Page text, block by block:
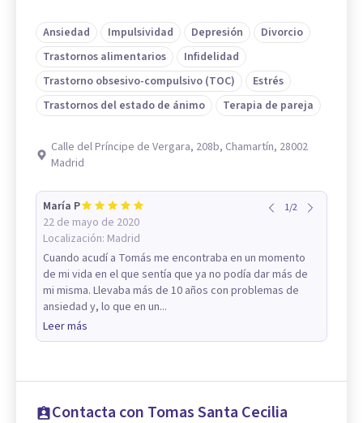
Ansiedad Impulsividad Depresión
Divorcio
Trastornos alimentarios
Infidelidad
Trastorno obsesivo-compulsivo (TOC)
Estrés
Trastornos del estado de ánimo
Terapia de pareja
Calle del Príncipe de Vergara, 208b, Chamartín, 28002
Madrid
María P
22 de mayo de 2020
Localización: Madrid
1/2
Cuando acudí a Tomás me encontraba en un momento
de mi vida en el que sentía que ya no podía dar más de
mi misma. Llevaba más de 10 años con problemas de
ansiedad y, lo que en un...
Leer más
Contacta con Tomas Santa Cecilia